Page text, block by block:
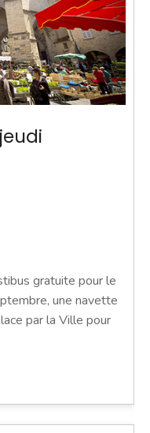
gratuite pour le
une navette
par la Ville pour